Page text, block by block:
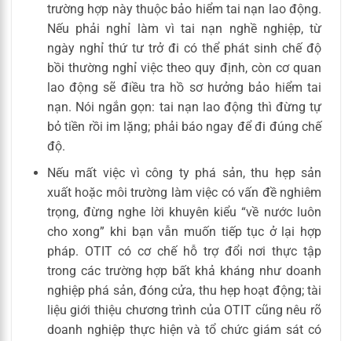
trường hợp này thuộc bảo hiểm tai nạn lao động.
Nếu phải nghỉ làm vì tai nạn nghề nghiệp, từ
ngày nghỉ thứ tư trở đi có thể phát sinh chế độ
bồi thường nghỉ việc theo quy định, còn cơ quan
lao động sẽ điều tra hồ sơ hưởng bảo hiểm tai
nạn. Nói ngắn gọn: tai nạn lao động thì đừng tự
bỏ tiền rồi im lặng; phải báo ngay để đi đúng chế
độ.
Nếu mất việc vì công ty phá sản, thu hẹp sản
xuất hoặc môi trường làm việc có vấn đề nghiêm
trọng, đừng nghe lời khuyên kiểu “về nước luôn
cho xong” khi bạn vẫn muốn tiếp tục ở lại hợp
pháp. OTIT có cơ chế hỗ trợ đổi nơi thực tập
trong các trường hợp bất khả kháng như doanh
nghiệp phá sản, đóng cửa, thu hẹp hoạt động; tài
liệu giới thiệu chương trình của OTIT cũng nêu rõ
doanh nghiệp thực hiện và tổ chức giám sát có